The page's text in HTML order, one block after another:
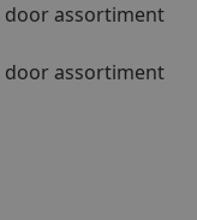
door assortiment
door assortiment